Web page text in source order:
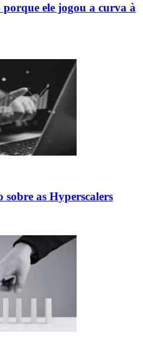
ele jogou a curva à
as Hyperscalers